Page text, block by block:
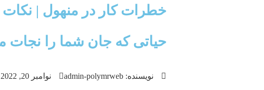
خطرات کار در منهول‌ | نکات
حیاتی که جان شما را نجات
نویسنده: نوامبر 20, 2022